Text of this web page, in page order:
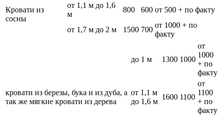
Кровати из
сосны
от 1,1 м до 1,6
м
800 600 от 500 + по факту
от 1,7 м до 2 м 1500 700
от 1000 + по
факту
кровати из березы, бука и из дуба, а
так же мягкие кровати из дерева
до 1 м 1300 1000
от
1000
+ по
факту
от 1,1 м
до 1,6 м
1600 1100
от
1100
+ по
факту